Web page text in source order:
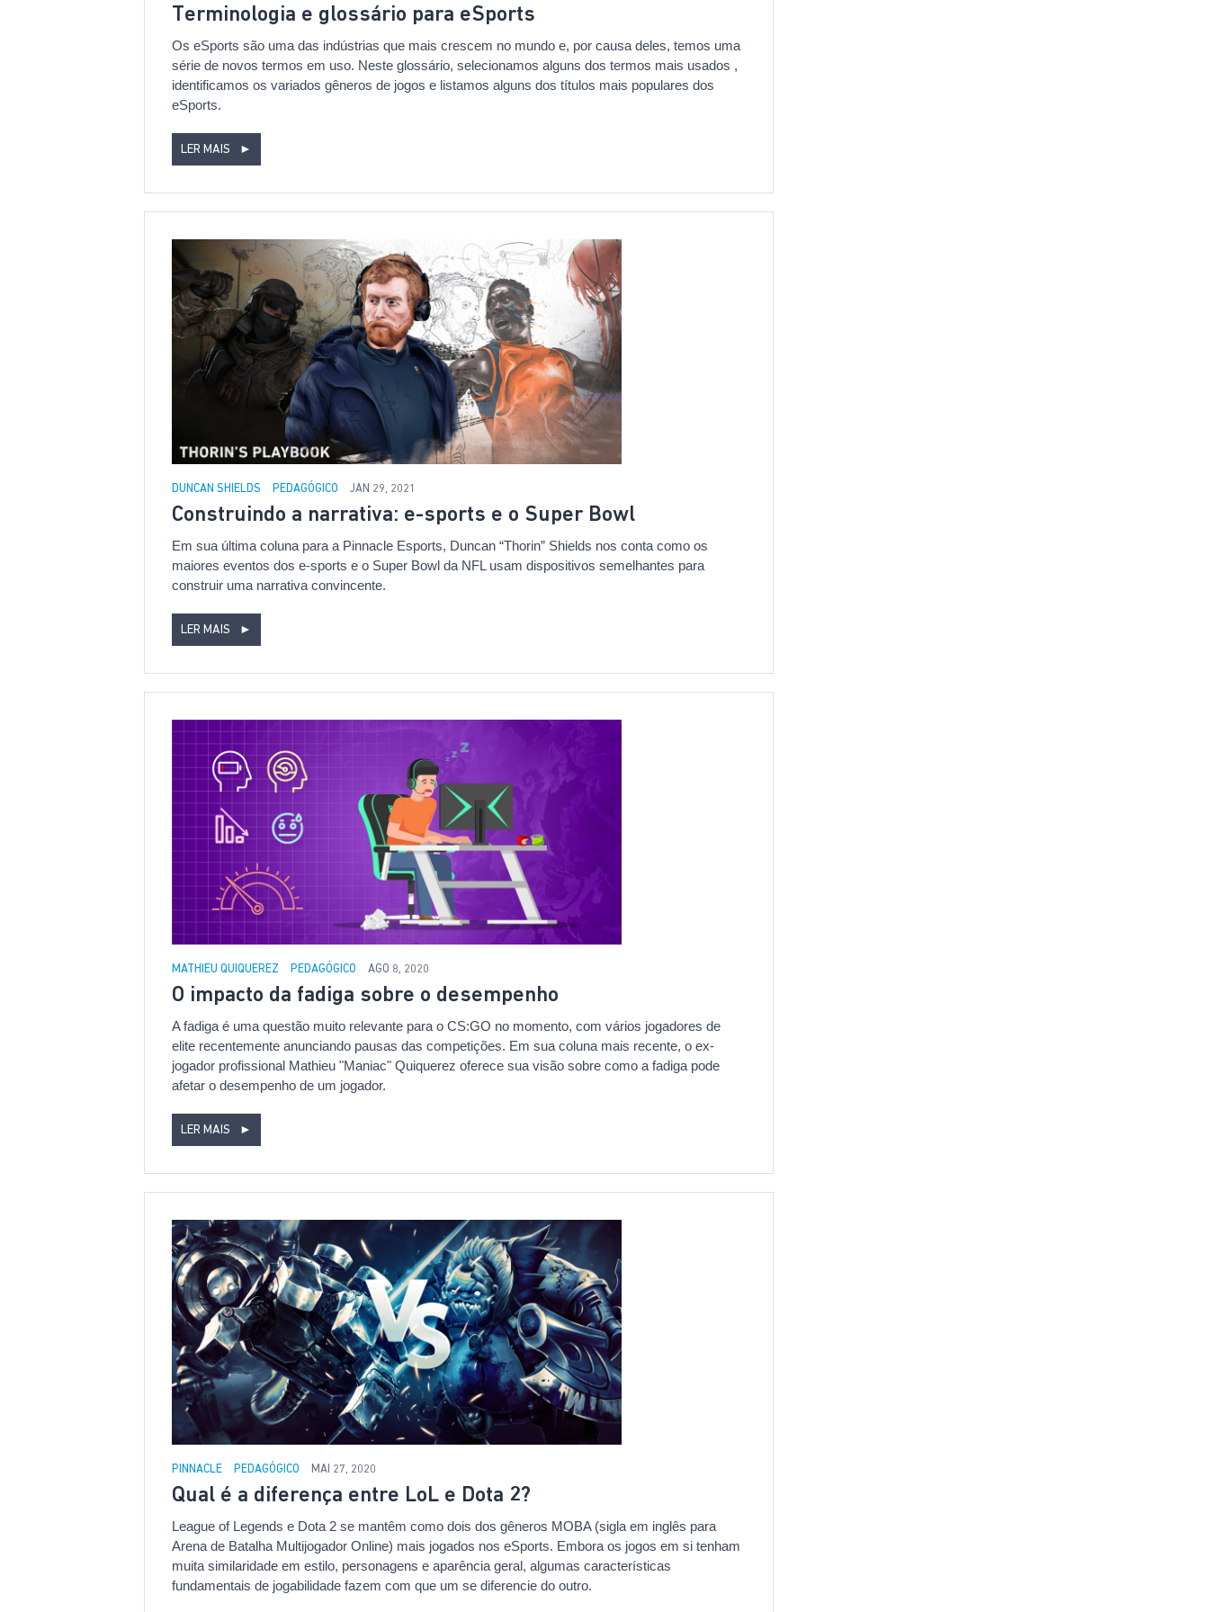
Terminologia e glossário para eSports
Os eSports são uma das indústrias que mais crescem no mundo e, por causa deles, temos uma
série de novos termos em uso. Neste glossário, selecionamos alguns dos termos mais usados ,
identificamos os variados gêneros de jogos e listamos alguns dos títulos mais populares dos
eSports.
LER MAIS ►
DUNCAN SHIELDS PEDAGÓGICO JAN 29, 2021
Construindo a narrativa: e-sports e o Super Bowl
Em sua última coluna para a Pinnacle Esports, Duncan “Thorin” Shields nos conta como os
maiores eventos dos e-sports e o Super Bowl da NFL usam dispositivos semelhantes para
construir uma narrativa convincente.
LER MAIS ►
MATHIEU QUIQUEREZ PEDAGÓGICO AGO 8, 2020
O impacto da fadiga sobre o desempenho
A fadiga é uma questão muito relevante para o CS:GO no momento, com vários jogadores de
elite recentemente anunciando pausas das competições. Em sua coluna mais recente, o ex-
jogador profissional Mathieu "Maniac" Quiquerez oferece sua visão sobre como a fadiga pode
afetar o desempenho de um jogador.
LER MAIS ►
PINNACLE PEDAGÓGICO MAI 27, 2020
Qual é a diferença entre LoL e Dota 2?
League of Legends e Dota 2 se mantêm como dois dos gêneros MOBA (sigla em inglês para
Arena de Batalha Multijogador Online) mais jogados nos eSports. Embora os jogos em si tenham
muita similaridade em estilo, personagens e aparência geral, algumas características
fundamentais de jogabilidade fazem com que um se diferencie do outro.